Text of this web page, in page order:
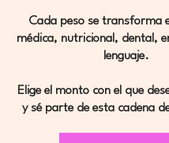
Cada peso se transforma
médica, nutricional, dental,
lenguaje.
Elige el monto con el que
y sé parte de esta cadena